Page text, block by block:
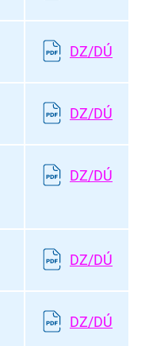
DZ/DÚ
DZ/DÚ
DZ/DÚ
DZ/DÚ
DZ/DÚ